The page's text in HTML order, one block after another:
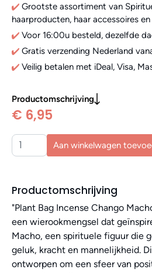
Grootste assortiment van
haarproducten, haar accessoires
Voor 16:00u besteld, dezelfde
Gratis verzending Nederland
Veilig betalen met iDeal, Visa,
Productomschrijving
€ 6,95
Aan winkelwagen
Productomschrijving
"Plant Bag Incense Chango
een wierookmengsel dat
Macho, een spirituele figuur die
geluk, kracht en mannelijkheid.
ontworpen om een sfeer van